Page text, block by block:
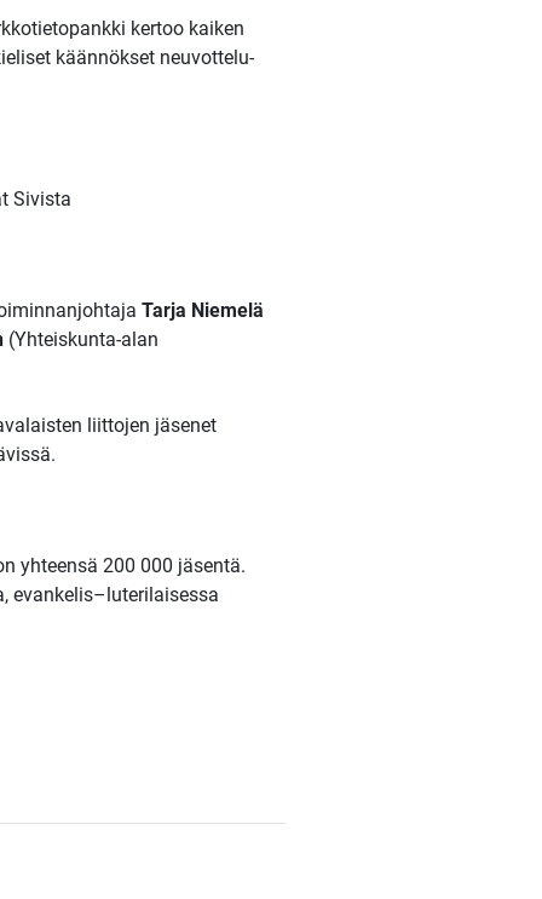
kertoo kaiken
käännökset neuvottelu-
Sivista
Tarja Niemelä
(Yhteiskunta-alan
liittojen jäsenet
yhteensä 200 000 jäsentä.
evankelis–luterilaisessa